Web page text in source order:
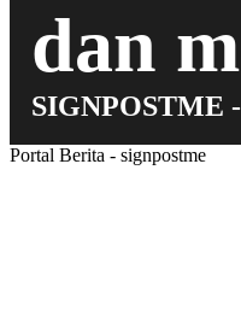
dan
SIGNPOSTME
Portal Berita - signpostme